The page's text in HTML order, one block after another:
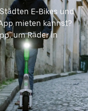
E-Bikes und
mieten kannst?
um Räder in